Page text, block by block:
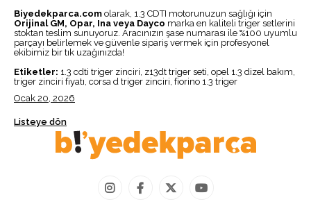
Biyedekparca.com olarak, 1.3 CDTI motorunuzun sağlığı için
Orijinal GM, Opar, Ina veya Dayco marka en kaliteli triger setlerini
stoktan teslim sunuyoruz. Aracınızın şase numarası ile %100 uyumlu
parçayı belirlemek ve güvenle sipariş vermek için profesyonel
ekibimiz bir tık uzağınızda!
Etiketler: 1.3 cdti triger zinciri, z13dt triger seti, opel 1.3 dizel bakım,
triger zinciri fiyatı, corsa d triger zinciri, fiorino 1.3 triger
Ocak 20, 2026
Listeye dön